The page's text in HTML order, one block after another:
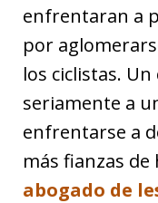
enfrentaran a
por
los ciclistas.
seriamente a
enfrentarse a
más fianzas de
abogado de